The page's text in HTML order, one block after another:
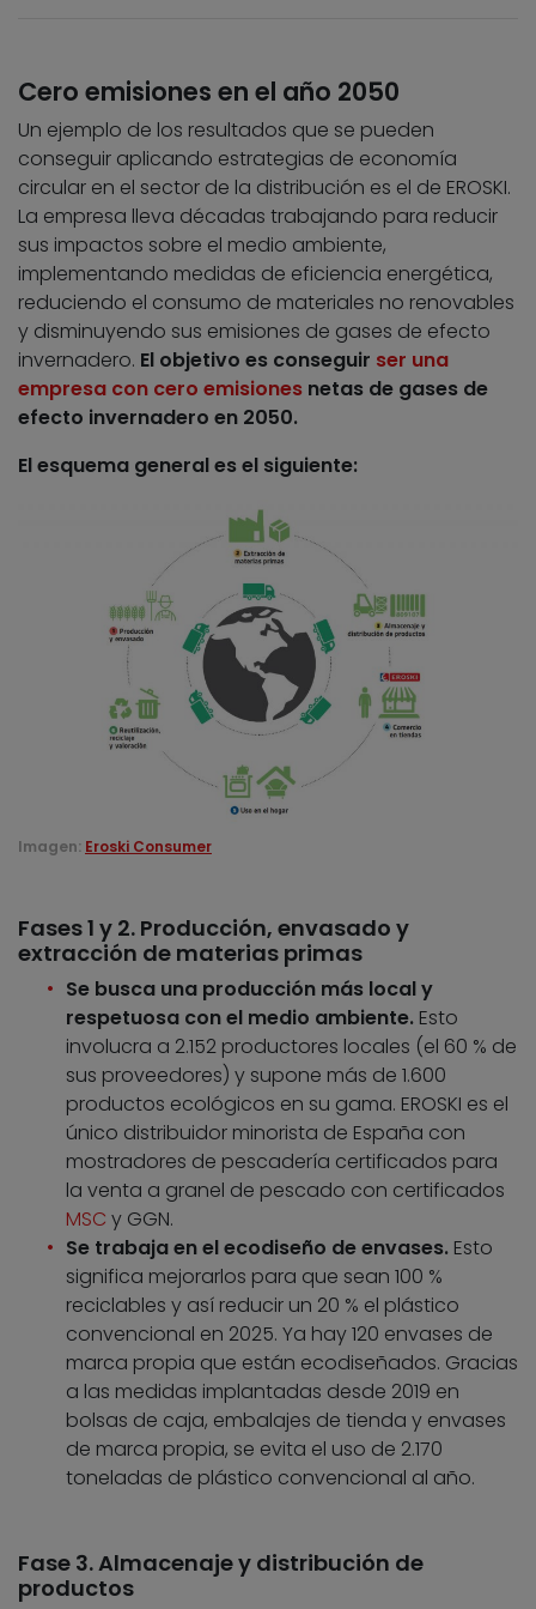
Cero emisiones en el año 2050
Un ejemplo de los resultados que se pueden
conseguir aplicando estrategias de economía
circular en el sector de la distribución es el de EROSKI.
La empresa lleva décadas trabajando para reducir
sus impactos sobre el medio ambiente,
implementando medidas de eficiencia energética,
reduciendo el consumo de materiales no renovables
y disminuyendo sus emisiones de gases de efecto
invernadero. El objetivo es conseguir ser una
empresa con cero emisiones netas de gases de
efecto invernadero en 2050.
El esquema general es el siguiente:
Imagen: Eroski Consumer
Fases 1 y 2. Producción, envasado y
extracción de materias primas
Se busca una producción más local y
respetuosa con el medio ambiente. Esto
involucra a 2.152 productores locales (el 60 % de
sus proveedores) y supone más de 1.600
productos ecológicos en su gama. EROSKI es el
único distribuidor minorista de España con
mostradores de pescadería certificados para
la venta a granel de pescado con certificados
MSC y GGN.
Se trabaja en el ecodiseño de envases. Esto
significa mejorarlos para que sean 100 %
reciclables y así reducir un 20 % el plástico
convencional en 2025. Ya hay 120 envases de
marca propia que están ecodiseñados. Gracias
a las medidas implantadas desde 2019 en
bolsas de caja, embalajes de tienda y envases
de marca propia, se evita el uso de 2.170
toneladas de plástico convencional al año.
Fase 3. Almacenaje y distribución de
productos